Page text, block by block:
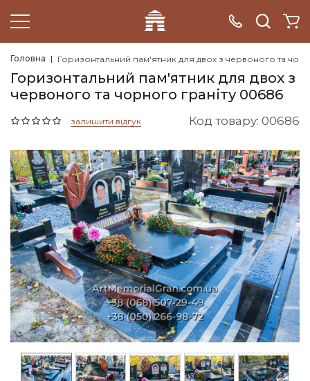
Головна Горизонтальний пам'ятник для двох з червоного та
Горизонтальний пам'ятник для двох з
червоного та чорного граніту 00686
залишити відгук Код товару: 00686